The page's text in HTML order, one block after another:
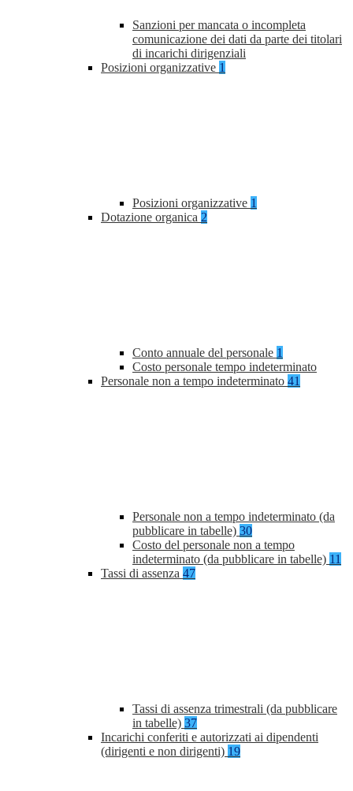
Sanzioni per mancata o incompleta
comunicazione dei dati da parte dei titolari
di incarichi dirigenziali
Posizioni organizzative 1
Posizioni organizzative 1
Dotazione organica 2
Conto annuale del personale 1
Costo personale tempo indeterminato
Personale non a tempo indeterminato 41
Personale non a tempo indeterminato (da
pubblicare in tabelle) 30
Costo del personale non a tempo
indeterminato (da pubblicare in tabelle) 11
Tassi di assenza 47
Tassi di assenza trimestrali (da pubblicare
in tabelle) 37
Incarichi conferiti e autorizzati ai dipendenti
(dirigenti e non dirigenti) 19